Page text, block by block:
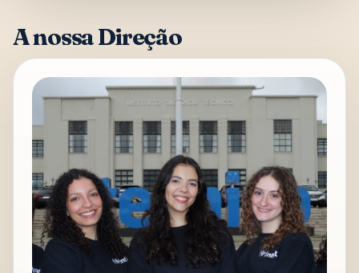
A nossa Direção